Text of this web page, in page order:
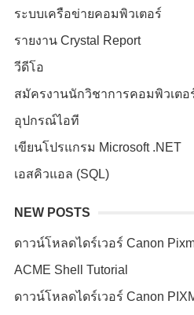
ระบบเครือข่ายคอมพิวเตอร์
รายงาน Crystal Report
วีดีโอ
สมัครงานนักวิชาการคอมพิวเตอ
อุปกรณ์ไอที
เขียนโปรแกรม Microsoft .NET
เอสคิวแอล (SQL)
NEW POSTS
ดาวน์โหลดไดร์เวอร์ Canon
ACME Shell Tutorial
ดาวน์โหลดไดร์เวอร์ Canon